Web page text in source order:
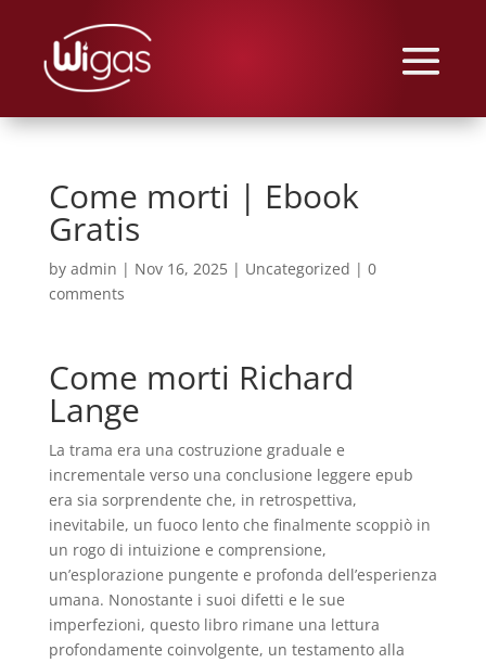
Come morti | Ebook
Gratis
by admin | Nov 16, 2025| Uncategorized | 0
comments
Come morti Richard
Lange
La trama era una costruzione graduale e
incrementale verso una conclusione leggere epub
era sia sorprendente che, in retrospettiva,
inevitabile, un fuoco lento che finalmente scoppiò in
un rogo di intuizione e comprensione,
un’esplorazione pungente e profonda dell’esperienza
umana. Nonostante i suoi difetti e le sue
imperfezioni, questo libro rimane una lettura
profondamente coinvolgente, un testamento alla